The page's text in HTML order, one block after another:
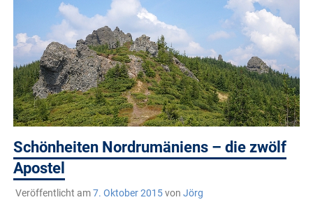
Schönheiten Nordrumäniens – die zwölf
Apostel
Veröffentlicht am7. Oktober 2015von Jörg